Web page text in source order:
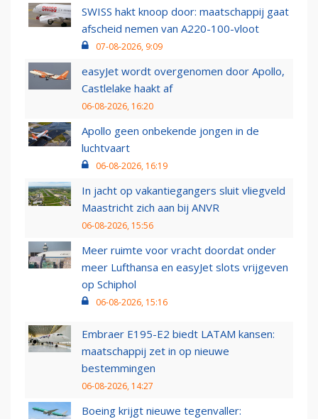
SWISS hakt knoop door: maatschappij gaat
afscheid nemen van A220-100-vloot
07-08-2026, 9:09
easyJet wordt overgenomen door Apollo,
Castlelake haakt af
06-08-2026, 16:20
Apollo geen onbekende jongen in de
luchtvaart
06-08-2026, 16:19
In jacht op vakantiegangers sluit vliegveld
Maastricht zich aan bij ANVR
06-08-2026, 15:56
Meer ruimte voor vracht doordat onder
meer Lufthansa en easyJet slots vrijgeven
op Schiphol
06-08-2026, 15:16
Embraer E195-E2 biedt LATAM kansen:
maatschappij zet in op nieuwe
bestemmingen
06-08-2026, 14:27
Boeing krijgt nieuwe tegenvaller: